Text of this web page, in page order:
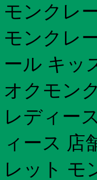
モンクレ
モンクレ
ール キッ
オクモン
レディー
ィース 店
レット モ